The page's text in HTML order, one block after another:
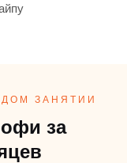
ЗАНЯТИИ
за